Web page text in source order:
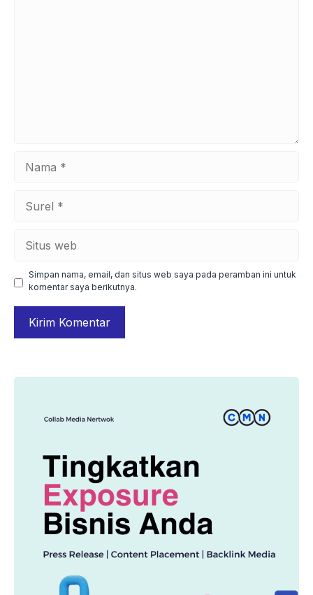
web
Simpan nama, email, dan situs web saya pada peramban ini untuk
komentar saya berikutnya.